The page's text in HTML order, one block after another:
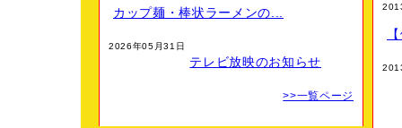
9月16日 火曜日
9月30日 火曜日
※ 9月23日 火曜日(秋分の日)は、営業いたします。
カップ麺・棒状ラーメンの...
2026年05月31日
テレビ放映のお知らせ
>>一覧ページ